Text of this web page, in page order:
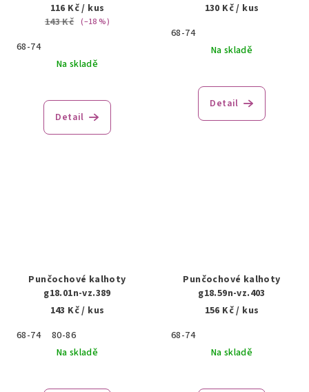
116 Kč/ kus
143 Kč (–18 %)
68-74
Na skladě
Detail
130 Kč/ kus
68-74
Na skladě
Detail
Punčochové kalhoty
g18.01n-vz.389
143 Kč/ kus
68-74
80-86
Na skladě
Punčochové kalhoty
g18.59n-vz.403
156 Kč/ kus
68-74
Na skladě